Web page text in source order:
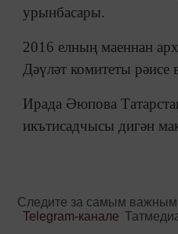
урынбасары.
2016 елның маеннан
Дәүләт комитеты рәисе
Ирада Әюпова
икътисадчысы дигән
Следите за самым
Telegram-канале